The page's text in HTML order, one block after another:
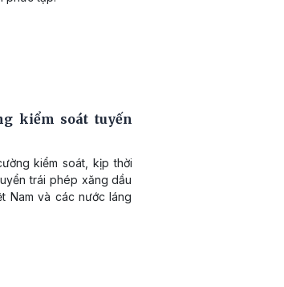
kiểm soát tuyến
kiểm soát, kịp thời
trái phép xăng dầu
Nam và các nước láng